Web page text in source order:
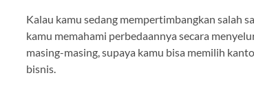
Kalau kamu sedang mempertimbangkan salah
kamu memahami perbedaannya secara
masing-masing, supaya kamu bisa memilih
bisnis.